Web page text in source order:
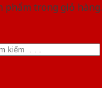
phẩm trong giỏ hàng.